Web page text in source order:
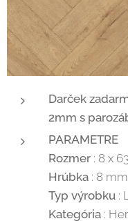
Darček
2mm s
PARAMETRE
Rozmer : 8 x
Hrúbka : 8 mm
Typ výrobku :
Kategória :